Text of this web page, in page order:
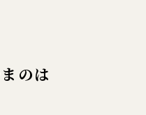
のは